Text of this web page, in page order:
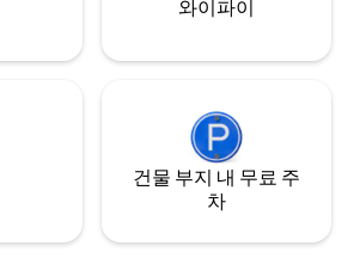
와이파이
건물 부지 내 무료 주
차